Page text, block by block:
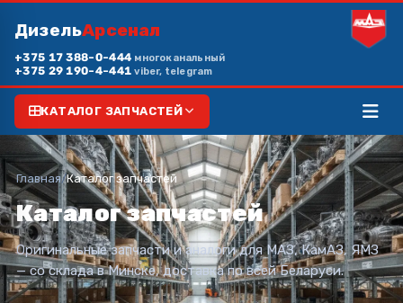
ДизельАрсенал
+375 17 388-0-444 многоканальный
+375 29 190-4-441viber, telegram
КАТАЛОГ ЗАПЧАСТЕЙ
Главная/Каталог запчастей
Каталог запчастей
Оригинальные запчасти и аналоги для МАЗ, КамАЗ, ЯМЗ
— со склада в Минске, доставка по всей Беларуси.